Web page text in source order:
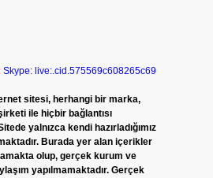
Skype: live:.cid.575569c608265c69
sitesi, herhangi bir marka,
ile hiçbir bağlantısı
yalnızca kendi hazırladığımız
Burada yer alan içerikler
olup, gerçek kurum ve
yapılmamaktadır. Gerçek